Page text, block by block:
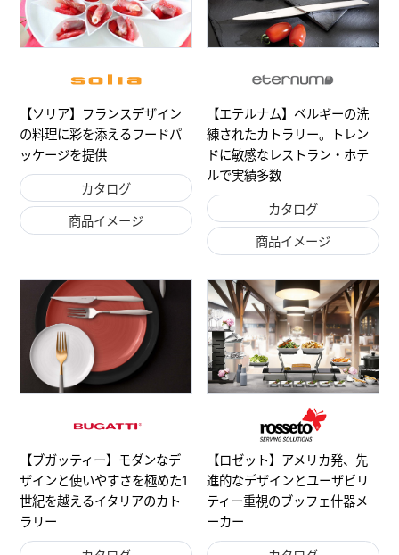
【ソリア】フランスデザイン
の料理に彩を添えるフードパ
ッケージを提供
カタログ
商品イメージ
【エテルナム】ベルギーの洗
練されたカトラリー。トレン
ドに敏感なレストラン・ホテ
ルで実績多数
カタログ
商品イメージ
【ブガッティー】モダンなデ
ザインと使いやすさを極めた1
世紀を越えるイタリアのカト
ラリー
【ロゼット】アメリカ発、先
進的なデザインとユーザビリ
ティー重視のブッフェ什器メ
ーカー